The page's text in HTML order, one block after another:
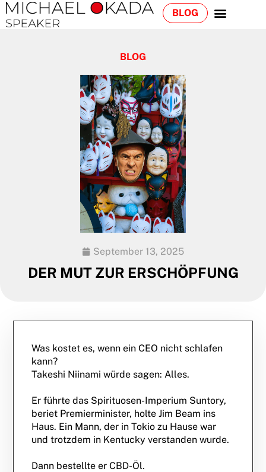
BLOG
BLOG
September 13, 2025
DER MUT ZUR ERSCHÖPFUNG
Was kostet es, wenn ein CEO nicht schlafen
kann?
Takeshi Niinami würde sagen: Alles.
Er führte das Spirituosen-Imperium Suntory,
beriet Premierminister, holte Jim Beam ins
Haus. Ein Mann, der in Tokio zu Hause war
und trotzdem in Kentucky verstanden wurde.
Dann bestellte er CBD-Öl.